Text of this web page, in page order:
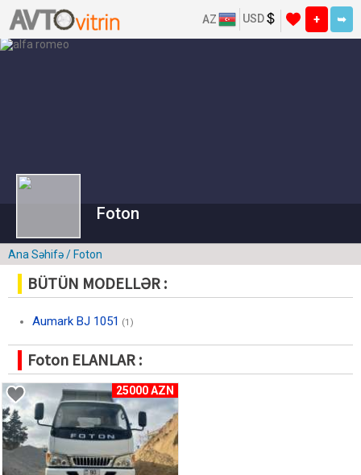
AZ USD + ➥
Foton
Ana Səhifə/ Foton
BÜTÜN MODELLƏR :
Aumark BJ 1051 (1)
Foton ELANLAR :
25000 AZN